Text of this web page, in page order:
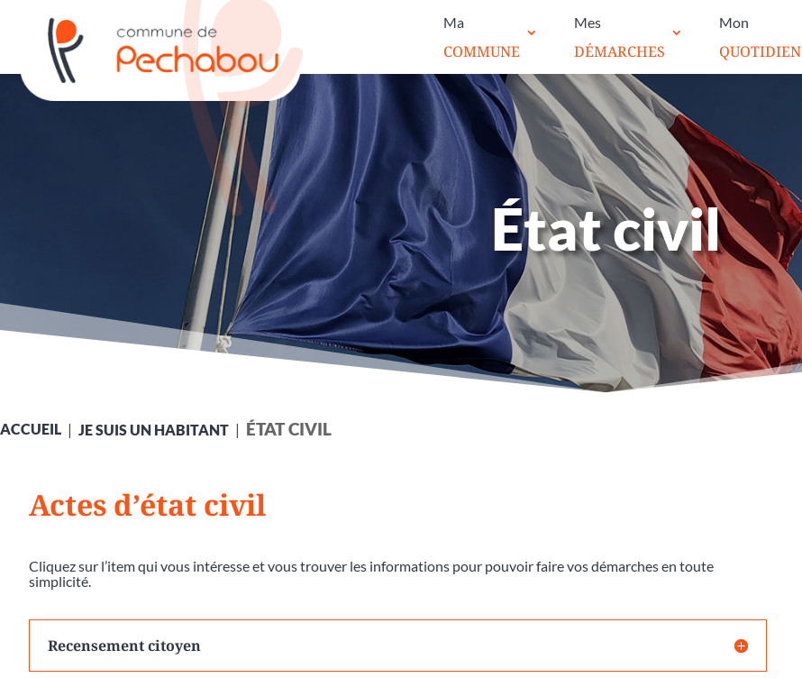
Ma
COMMUNE
Mes
DÉMARCHES
Mon
QUOTIDIEN
État civil
ACCUEIL JE SUIS UN HABITANT ÉTAT CIVIL
Actes d’état civil
Cliquez sur l’item qui vous intéresse et vous trouver les informations pour pouvoir faire vos démarches en toute
simplicité.
Recensement citoyen